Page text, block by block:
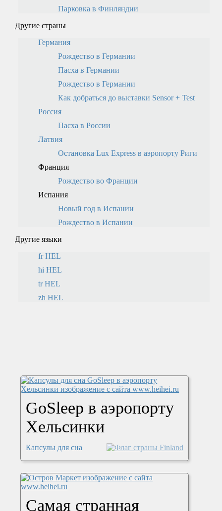
Парковка в Финляндии
Другие страны
Германия
Рождество в Германии
Пасха в Германии
Рождество в Германии
Как добраться до выставки Sensor + Test
Россия
Пасха в России
Латвия
Остановка Lux Express в аэропорту Риги
Франция
Рождество во Франции
Испания
Новый год в Испании
Рождество в Испании
Другие языки
fr HEL
hi HEL
tr HEL
zh HEL
GoSleep в аэропорту
Хельсинки
Капсулы для сна
Самая странная